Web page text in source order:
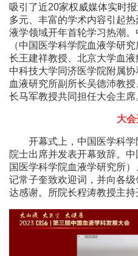
吸引了近20家权威媒体实时
多元、丰富的学术内容引起
液学领域开年首轮学习热潮
（中国医学科学院血液学研
长王建祥教授、北京大学血
中科技大学同济医学院附属
血液研究所副所长吴德沛教
长马军教授共同担任大会主席
大
开幕式上，中国医学科
院士出席并发表开幕致辞。
国医学科学院血液学研究所
记常子奎致欢迎词，并向各
达感谢。所院长程涛教授主持